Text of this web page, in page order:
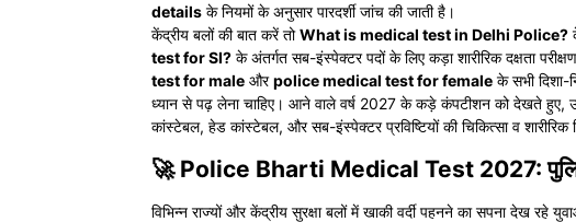
details के नियमों के अनुसार पारदर्शी जांच की जाती है।
केंद्रीय बलों की बात करें तोWhat is medical test in Delhi Police?
test for SI? के अंतर्गत सब-इंस्पेक्टर पदों के लिए कड़ा शारीरिक दक्षता
test for male औरpolice medical test for female के सभी दिशा-
ध्यान से पढ़ लेना चाहिए। आने वाले वर्ष 2027 के कड़े कंपटीशन को देखते हुए,
कांस्टेबल, हेड कांस्टेबल, और सब-इंस्पेक्टर प्रविष्टियों की चिकित्सा व शारीरिक
🚀 Police Bharti Medical Test 2027: पुलिस
विभिन्न राज्यों और केंद्रीय सुरक्षा बलों में खाकी वर्दी पहनने का सपना देख रहे